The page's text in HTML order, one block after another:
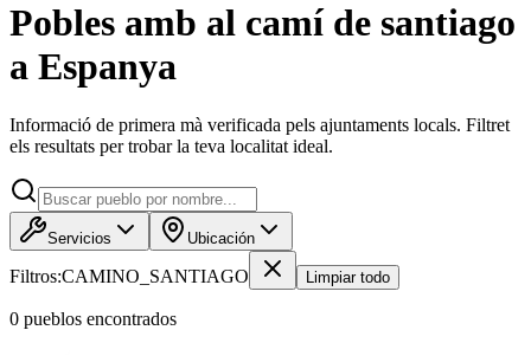
Pobles amb al camí de santiago
a Espanya
Informació de primera mà verificada pels ajuntaments locals. Filtret
els resultats per trobar la teva localitat ideal.
Servicios Ubicación
Filtros:CAMINO_SANTIAGO Limpiar todo
0 pueblos encontrados